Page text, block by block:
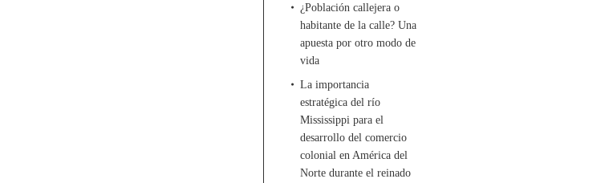
¿Población callejera o
habitante de la calle? Una
apuesta por otro modo de
vida
La importancia
estratégica del río
Mississippi para el
desarrollo del comercio
colonial en América del
Norte durante el reinado